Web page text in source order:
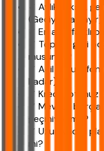
✓ Aylık taksit,
(Geçiyorsa hayır)
✓ En az 3 farklı
✓ Toplam geri
musunuz?
✓ Acil durum
kadar)
✓ Kredi notunuz
✓ Mevcut
geçmiyor mu?
✓ Uzun vadeli
mi?